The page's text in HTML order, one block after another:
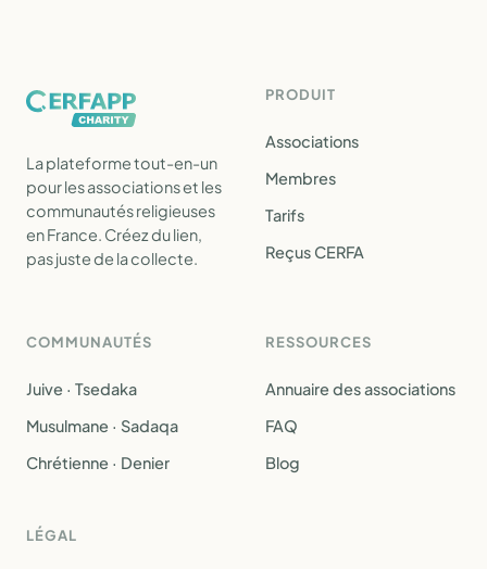
La plateforme tout-en-un
pour les associations et les
communautés religieuses
en France. Créez du lien,
pas juste de la collecte.
PRODUIT
Associations
Membres
Tarifs
Reçus CERFA
COMMUNAUTÉS
Juive · Tsedaka
Musulmane · Sadaqa
Chrétienne · Denier
RESSOURCES
Annuaire des associations
FAQ
Blog
LÉGAL